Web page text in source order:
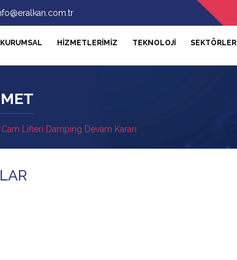
KURUMSAL HİZMETLERİMİZ TEKNOLOJİ SEKTÖRLER
Cam Lifleri Damping Devam Kararı